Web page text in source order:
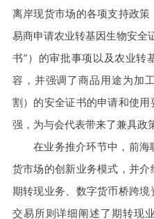
离岸现货市场的各项支持政
易商申请农业转基因生物安全
书”）的审批事项以及农业转
容，并强调了商品用途为加
割）的安全证书的申请和使
强，为与会代表带来了兼具政
在业务推介环节中，前海
货市场的创新业务模式，并
期转现业务、数字货币桥跨
交易所则详细阐述了期转现